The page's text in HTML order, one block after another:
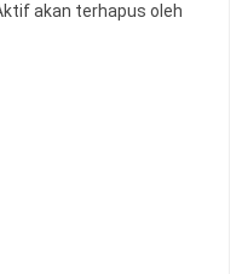
akan terhapus oleh